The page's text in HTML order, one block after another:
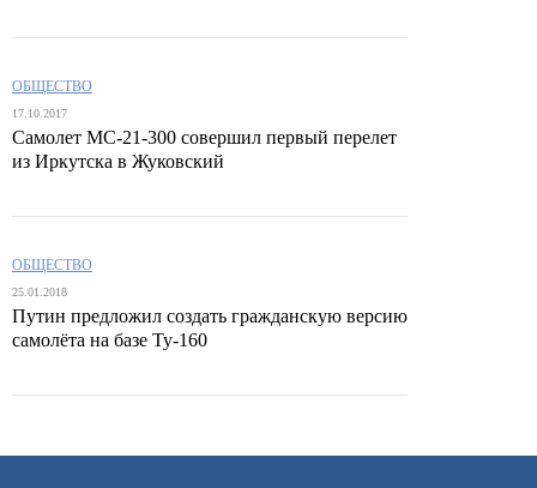
ОБЩЕСТВО
17.10.2017
Самолет МС-21-300 совершил первый перелет
из Иркутска в Жуковский
ОБЩЕСТВО
25.01.2018
Путин предложил создать гражданскую версию
самолёта на базе Ту-160